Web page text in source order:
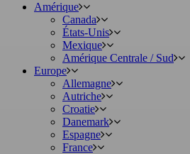
Amérique
Canada
États-Unis
Mexique
Amérique Centrale / Sud
Europe
Allemagne
Autriche
Croatie
Danemark
Espagne
France